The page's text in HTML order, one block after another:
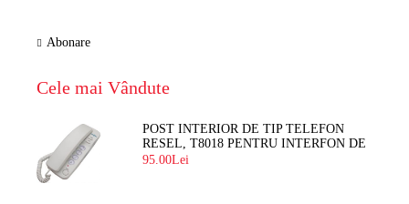
Abonare
Cele mai Vândute
POST INTERIOR DE TIP TELEFON
RESEL, T8018 PENTRU INTERFON DE
BLOC
95.00Lei